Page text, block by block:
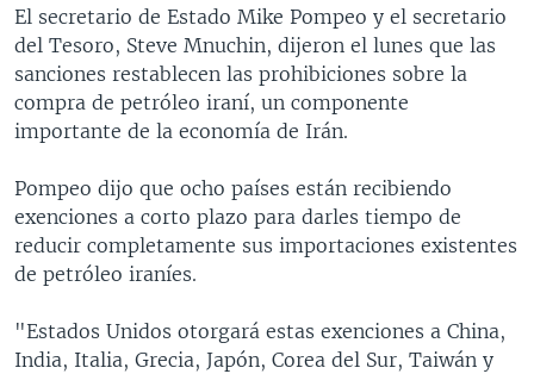
ENTRETENIMIENTO
El secretario de Estado Mike Pompeo y el secretario
del Tesoro, Steve Mnuchin, dijeron el lunes que las
sanciones restablecen las prohibiciones sobre la
compra de petróleo iraní, un componente
importante de la economía de Irán.
Pompeo dijo que ocho países están recibiendo
exenciones a corto plazo para darles tiempo de
reducir completamente sus importaciones existentes
de petróleo iraníes.
"Estados Unidos otorgará estas exenciones a China,
India, Italia, Grecia, Japón, Corea del Sur, Taiwán y